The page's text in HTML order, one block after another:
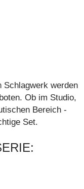
Schlagwerk werden
Ob im Studio,
Bereich -
Set.